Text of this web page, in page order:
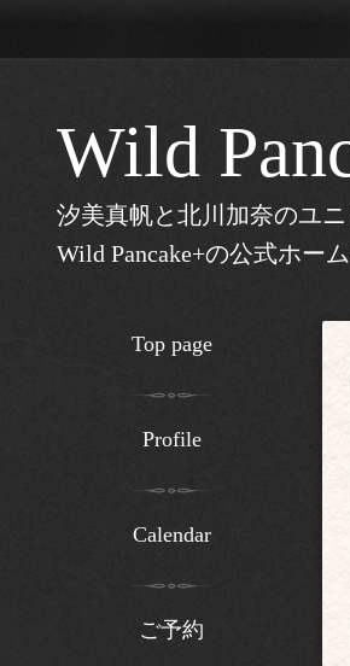
Wild
汐美真帆と北川加奈のユニ
Wild Pancake+の公式ホー
Top page
Profile
Calendar
ご予約